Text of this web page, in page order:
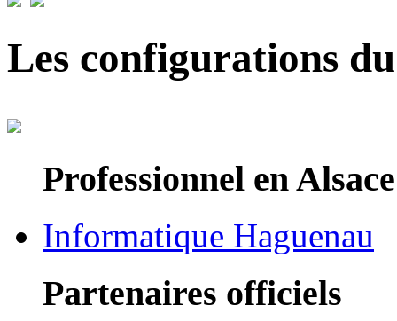
Les configurations
Professionnel en Alsace
Informatique Haguenau
Partenaires officiels